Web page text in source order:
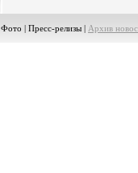
Фото | Пресс-релизы | Архив